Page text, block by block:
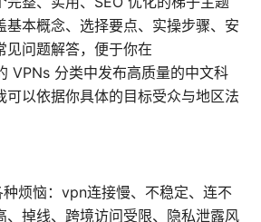
基本概念、选择要点、实操步骤、安
见问题解答，便于你在
VPNs 分类中发布高质量的中文科
可以依据你具体的目标受众与地区法
烦恼：vpn连接慢、不稳定、连不
、掉线、跨境访问受限、隐私泄露风